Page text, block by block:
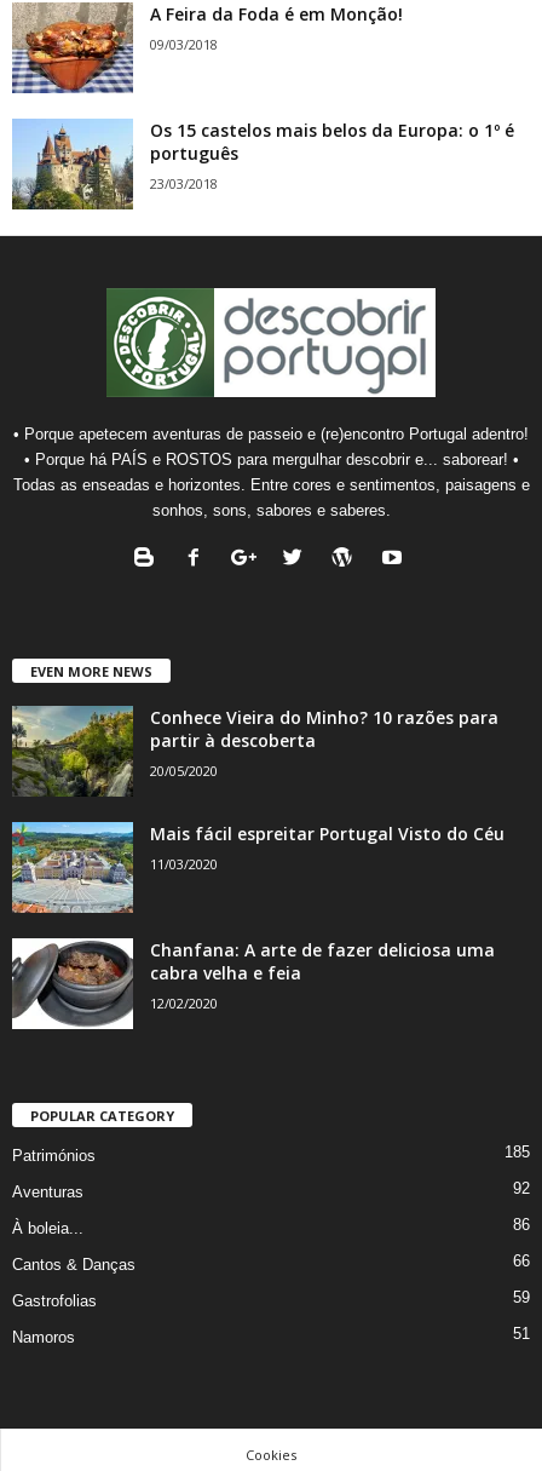
A Feira da Foda é em Monção!
09/03/2018
Os 15 castelos mais belos da Europa: o 1º é
português
23/03/2018
• Porque apetecem aventuras de passeio e (re)encontro Portugal adentro!
• Porque há PAÍS e ROSTOS para mergulhar descobrir e... saborear! •
Todas as enseadas e horizontes. Entre cores e sentimentos, paisagens e
sonhos, sons, sabores e saberes.
EVEN MORE NEWS
Conhece Vieira do Minho? 10 razões para
partir à descoberta
20/05/2020
Mais fácil espreitar Portugal Visto do Céu
11/03/2020
Chanfana: A arte de fazer deliciosa uma
cabra velha e feia
12/02/2020
POPULAR CATEGORY
Patrimónios 185
Aventuras 92
À boleia... 86
Cantos & Danças 66
Gastrofolias 59
Namoros 51
Cookies